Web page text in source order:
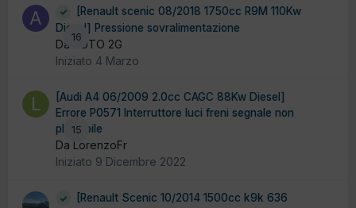
16
[Renault scenic 08/2018 1750cc R9M 110Kw
Diesel] Pressione sovralimentazione
Da AUTO 2G
Iniziato 4 Marzo
15
[Audi A4 06/2009 2.0cc CAGC 88Kw Diesel]
Errore P0571 Interruttore luci freni segnale non
plausibile
Da LorenzoFr
Iniziato 9 Dicembre 2022
[Renault Scenic 10/2014 1500cc k9k 636